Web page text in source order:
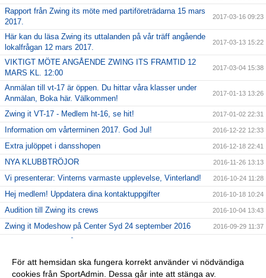
Rapport från Zwing its möte med partiföreträdarna 15 mars
2017.
2017-03-16 09:23
Här kan du läsa Zwing its uttalanden på vår träff angående
lokalfrågan 12 mars 2017.
2017-03-13 15:22
VIKTIGT MÖTE ANGÅENDE ZWING ITS FRAMTID 12
MARS KL. 12:00
2017-03-04 15:38
Anmälan till vt-17 är öppen. Du hittar våra klasser under
Anmälan, Boka här. Välkommen!
2017-01-13 13:26
Zwing it VT-17 - Medlem ht-16, se hit! 2017-01-02 22:31
Information om vårterminen 2017. God Jul! 2016-12-22 12:33
Extra julöppet i dansshopen 2016-12-18 22:41
NYA KLUBBTRÖJOR 2016-11-26 13:13
Vi presenterar: Vinterns varmaste upplevelse, Vinterland! 2016-10-24 11:28
Hej medlem! Uppdatera dina kontaktuppgifter 2016-10-18 10:24
Audition till Zwing its crews 2016-10-04 13:43
Zwing it Modeshow på Center Syd 24 september 2016 2016-09-29 11:37
Shower med Zwing it den 27 augusti 2016-08-23 13:38
OBS! Medlem sen tidigare? Se hit! 2016-06-29 13:03
För att hemsidan ska fungera korrekt använder vi nödvändiga
cookies från SportAdmin. Dessa går inte att stänga av.